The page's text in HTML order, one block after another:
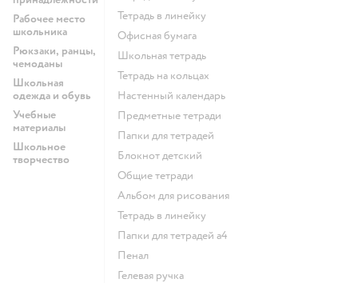
Рабочее место
школьника
Рюкзаки, ранцы,
чемоданы
Школьная
одежда и обувь
Учебные
материалы
Школьное
творчество
Тетрадь в линейку
Офисная бумага
Школьная тетрадь
Тетрадь на кольцах
Настенный календарь
Предметные тетради
Папки для тетрадей
Блокнот детский
Общие тетради
Альбом для рисования
Тетрадь в линейку
Папки для тетрадей а4
Пенал
Гелевая ручка